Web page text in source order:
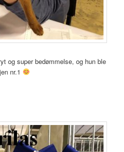
og super bedømmelse, og hun ble
nr.1